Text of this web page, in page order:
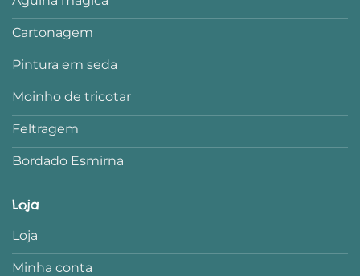
Cartonagem
Pintura em seda
Moinho de tricotar
Feltragem
Bordado Esmirna
Loja
Loja
Minha conta